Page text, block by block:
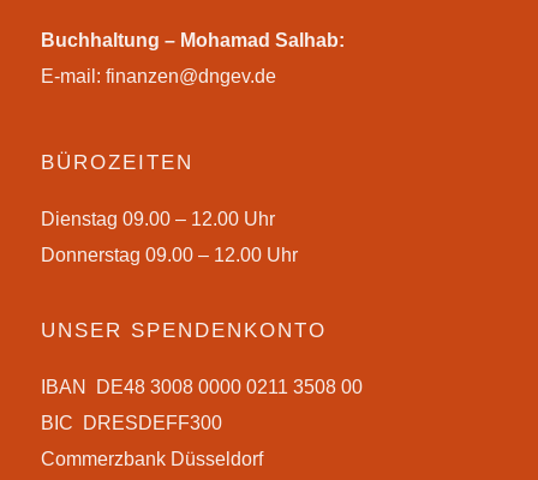
Buchhaltung – Mohamad Salhab:
E-mail: finanzen@dngev.de
BÜROZEITEN
Dienstag 09.00 – 12.00 Uhr
Donnerstag 09.00 – 12.00 Uhr
UNSER SPENDENKONTO
IBAN DE48 3008 0000 0211 3508 00
BIC DRESDEFF300
Commerzbank Düsseldorf